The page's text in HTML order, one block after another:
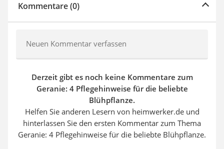
Kommentare (0)
Neuen Kommentar verfassen
Derzeit gibt es noch keine Kommentare zum
Geranie: 4 Pflegehinweise für die beliebte
Blühpflanze.
Helfen Sie anderen Lesern von heimwerker.de und
hinterlassen Sie den ersten Kommentar zum Thema
Geranie: 4 Pflegehinweise für die beliebte Blühpflanze.